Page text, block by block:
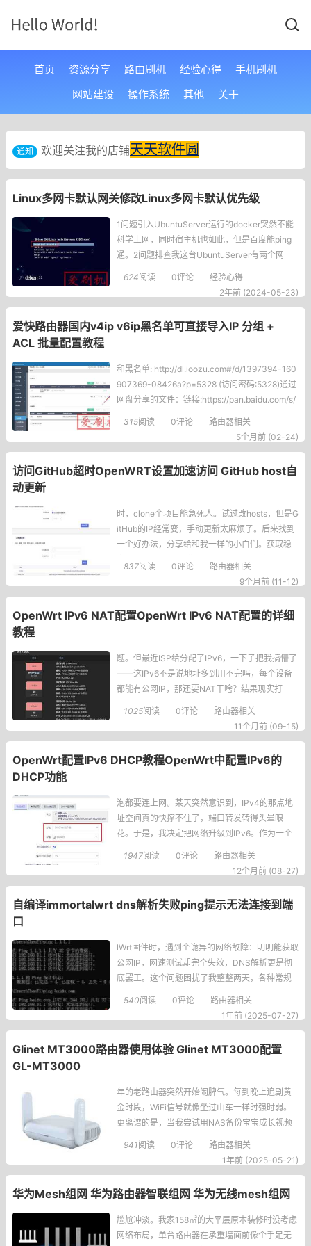
首页 资源分享 路由刷机 经验心得
手机刷机
网站建设
操作系统 其他 关于
通知 欢迎关注我的店铺天天软件圆
Linux多网卡默认网关修改Linux多网卡默认优先级
1问题引入UbuntuServer运行的docker突然不能
科学上网，同时宿主机也如此，但是百度能ping
通。2问题排查我这台UbuntuServer有两个网
卡，一个是以太网，一个是无线网。以太网连接
了可以科学的路由器，而无线网则连接了一个普
624阅读 0评论
经验心得
2年前 (2024-05-23)
爱快路由器国内v4ip v6ip黑名单可直接导入IP 分组 +
ACL 批量配置教程
和黑名单: http://dl.ioozu.com#/d/1397394-160
907369-08426a?p=5328 (访问密码:5328)通过
网盘分享的文件：链接:https://pan.baidu.com/s/
1xpR_lWXyEaayvp6vDwJRmA?pwd=
315阅读 0评论
路由器相关
5个月前 (02-24)
访问GitHub超时OpenWRT设置加速访问 GitHub host自
动更新
时，clone个项目能急死人。试过改hosts，但是G
itHub的IP经常变，手动更新太麻烦了。后来找到
一个好办法，分享给和我一样的小白们。获取稳
定的hosts源首先我们需要一个能自动更新的host
s源，这里推荐：https://github-hosts.tinsfox.co
837阅读 0评论
路由器相关
9个月前 (11-12)
OpenWrt IPv6 NAT配置OpenWrt IPv6 NAT配置的详细
教程
题。但最近ISP给分配了IPv6，一下子把我搞懵了
——这IPv6不是说地址多到用不完吗，每个设备
都能有公网IP，那还要NAT干啥？结果现实打
脸，有些场景下还是得用类似IPv4NAT的功能，
比如内网设备隐私保护或者多WAN分流时避免地
Translation）的替代
1025阅读 0评论
路由器相关
11个月前 (09-15)
OpenWrt配置IPv6 DHCP教程OpenWrt中配置IPv6的
DHCP功能
泡都要连上网。某天突然意识到，IPv4的那点地
址空间真的快撑不住了，端口转发转得头晕眼
花。于是，我决定把网络升级到IPv6。作为一个
软路由爱好者，我的主力路由系统一直是OpenWr
t，但在配置IPv6的DHCP时，确实也踩过一些
的你。IPv6逐渐成为网络通信的新标准，相比于I
1947阅读 0评论
路由器相关
12个月前 (08-27)
自编译immortalwrt dns解析失败ping提示无法连接到端
口
lWrt固件时，遇到个诡异的网络故障：明明能获取
公网IP，网速测试却完全失效，DNS解析更是彻
底罢工。这个问题困扰了我整整两天，各种常规
解法都试遍了却毫无进展，最后竟靠一个网关跃
点设置意外解决。下面记录下这次踩坑经历和解
540阅读 0评论
路由器相关
1年前 (2025-07-27)
Glinet MT3000路由器使用体验 Glinet MT3000配置
GL-MT3000
年的老路由器突然开始闹脾气。每到晚上追剧黄
金时段，WiFi信号就像坐过山车一样时强时弱。
更离谱的是，当我尝试用NAS备份宝宝成长视频
时，传输速度竟然比蜗牛还慢！在连续经历了3次
游戏掉线被队友举报、5次视频会议卡成PPT之
的配置信息
941阅读 0评论
路由器相关
1年前 (2025-05-21)
华为Mesh组网 华为路由器智联组网 华为无线mesh组网
尴尬冲淡。我家158㎡的大平层原本装修时没考虑
网络布局，单台路由器在承重墙面前像个手足无